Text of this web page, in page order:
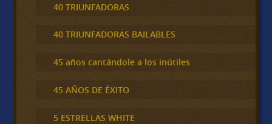
40 TRIUNFADORAS
40 TRIUNFADORAS BAILABLES
45 años cantándole a los inútiles
45 AÑOS DE ÉXITO
5 ESTRELLAS WHITE